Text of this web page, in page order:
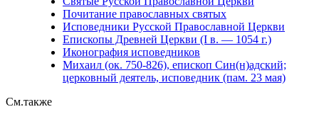
Почитание православных святых
Исповедники Русской Православной Церкви
Епископы Древней Церкви (I в. — 1054 г.)
Иконография исповедников
Михаил (ок. 750-826), епископ Син(н)адский;
церковный деятель, исповедник (пам. 23 мая)
См.также